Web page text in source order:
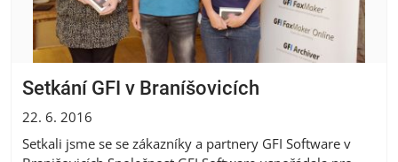
Setkání GFI v Braníšovicích
22. 6. 2016
Setkali jsme se se zákazníky a partnery GFI Software v